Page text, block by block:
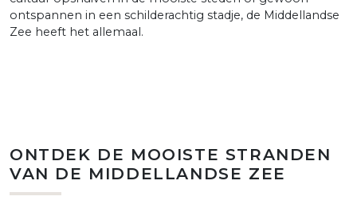
ontspannen in een schilderachtig stadje, de Middellandse
Zee heeft het allemaal.
ONTDEK DE MOOISTE STRANDEN
VAN DE MIDDELLANDSE ZEE